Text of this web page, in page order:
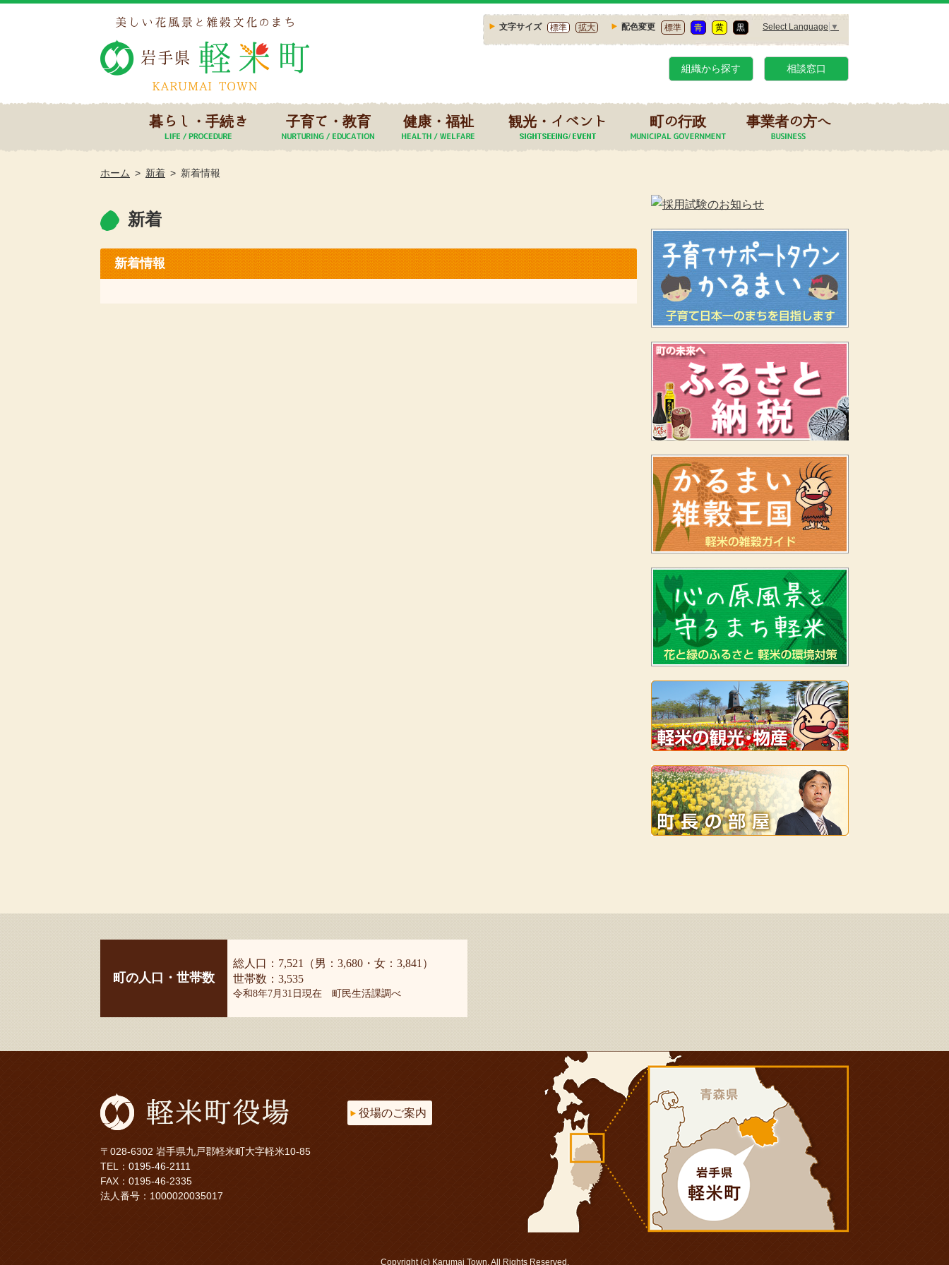
文字サイズ 標準 拡大 配色変更 標準 青 黄 黒 Select Language ▼
組織から探す 相談窓口
暮らし・手続き 子育て・教育 健康・福祉 観光・イベント 町の行政 事業者の方へ
ホーム 新着 新着情報
新着
新着情報
町の人口・世帯数
総人口：7,521（男：3,680・女：3,841）
世帯数：3,535
令和8年7月31日現在 町民生活課調べ
〒028-6302 岩手県九戸郡軽米町大字軽米10-85
TEL： 0195-46-2111
FAX：0195-46-2335
法人番号：1000020035017
役場のご案内
Copyright (c) Karumai Town. All Rights Reserved.